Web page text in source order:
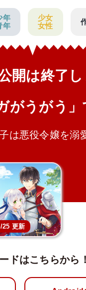
年
年
少女
女性
開は終了
がうがう
は悪役令嬢を溺
25 更新
ドはこちらから！